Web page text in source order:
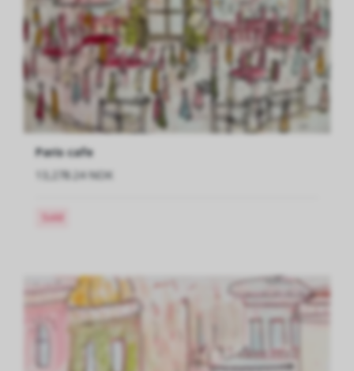
Paris cafe
13,278.24 NOK
Sold